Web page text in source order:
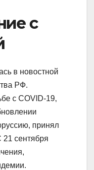
с
в новостной
РФ.
с COVID-19,
принял
сентября